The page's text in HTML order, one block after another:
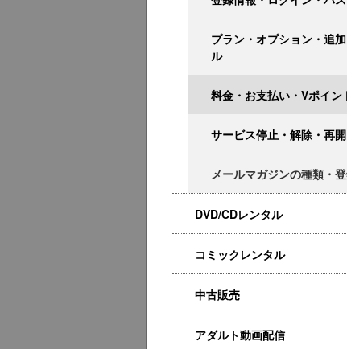
プラン・オプション・追
ル
料金・お支払い・Vポイン
サービス停止・解除・再開
メールマガジンの種類・
DVD/CDレンタル
コミックレンタル
中古販売
アダルト動画配信